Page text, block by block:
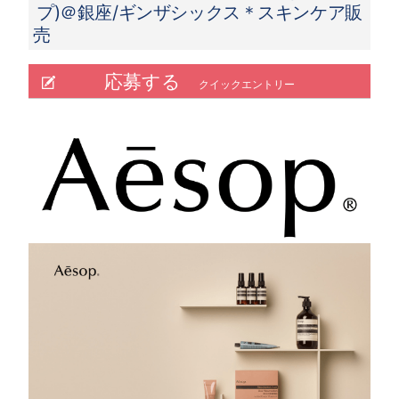
プ)＠銀座/ギンザシックス＊スキンケア販
売
応募する クイックエントリー